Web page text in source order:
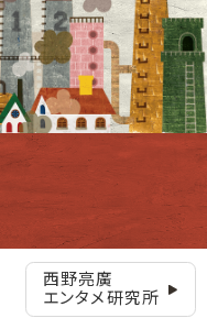
西野亮廣
エンタメ研究所